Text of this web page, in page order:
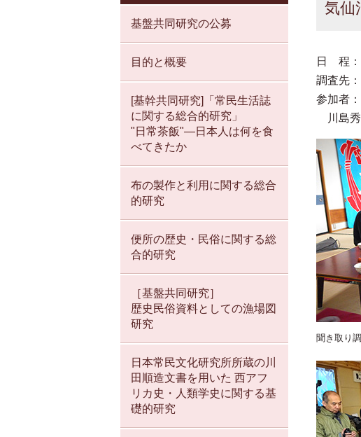
気仙
日 程：
調査先
参加者
川島秀
聞き取り
基盤共同研究の公募
目的と概要
[基幹共同研究]「常民生活誌
に関する総合的研究」
"日常茶飯"—日本人は何を食
べてきたか
布の製作と利用に関する総合
的研究
便所の歴史・民俗に関する総
合的研究
［基盤共同研究］
歴史民俗資料としての漁場図
研究
日本常民文化研究所所蔵の川
田順造文書を用いた 西アフ
リカ史・人類学史に関する基
礎的研究